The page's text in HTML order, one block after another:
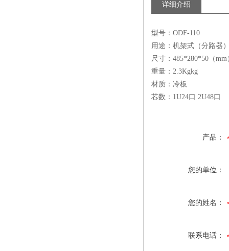
详细介绍
型号：ODF-110
用途：机架式（分路器
尺寸：485*280*50（
重量：2.3Kgkg
材质：冷板
芯数：1U24口 2U48口
产品：
您的单位：
您的姓名：
联系电话：